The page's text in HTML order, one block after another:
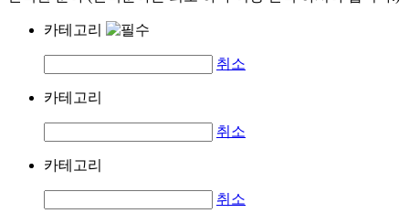
카테고리
취소
카테고리
취소
카테고리
취소